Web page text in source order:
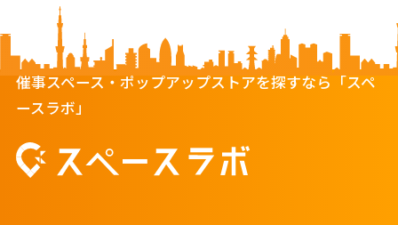
催事スペース・ポップアップストアを探すなら「スペ
ースラボ」